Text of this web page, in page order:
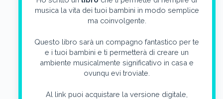
musica la vita dei tuoi bambini in modo semplice
ma coinvolgente.
Questo libro sarà un compagno fantastico per te
e i tuoi bambini e ti permetterà di creare un
ambiente musicalmente significativo in casa e
ovunqu evi troviate.
Al link puoi acquistare la versione digitale,